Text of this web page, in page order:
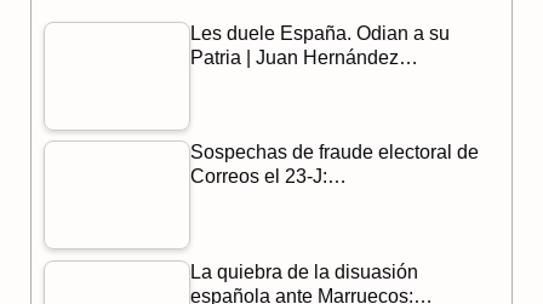
o
e
a
t
p
Les duele España. Odian a su
Patria | Juan Hernández…
Sospechas de fraude electoral de
Correos el 23-J:…
La quiebra de la disuasión
española ante Marruecos:…